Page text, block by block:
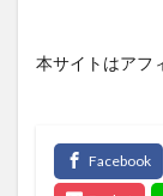
本サイトはアフ